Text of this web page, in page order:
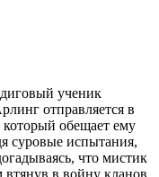
отправляется в
который обещает ему
суровые испытания,
что мистик